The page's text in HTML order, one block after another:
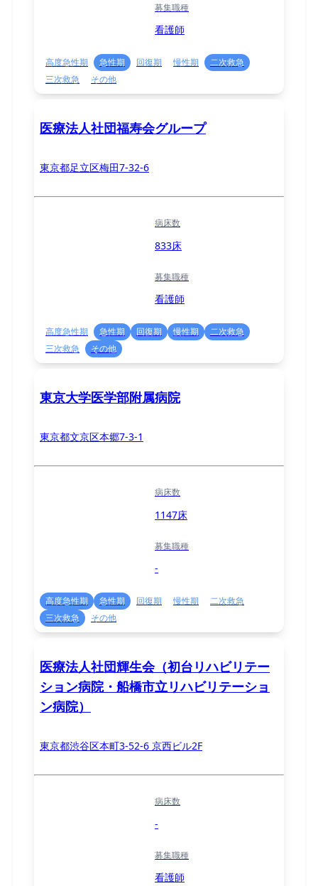
募集職種
看護師
高度急性期 急性期 回復期 慢性期
二次救急
三次救急
その他
医療法人社団福寿会グループ
東京都足立区梅田7-32-6
病床数
833床
募集職種
看護師
高度急性期 急性期 回復期 慢性期
二次救急
三次救急
その他
東京大学医学部附属病院
東京都文京区本郷7-3-1
病床数
1147床
募集職種
-
高度急性期 急性期 回復期 慢性期
二次救急
三次救急
その他
医療法人社団輝生会（初台リハビリテー
ション病院・船橋市立リハビリテーショ
ン病院）
東京都渋谷区本町3-52-6 京西ビル2F
病床数
-
募集職種
看護師